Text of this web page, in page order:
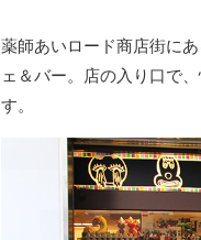
薬師あいロード商店街に
ェ＆バー。店の入り口で
す。